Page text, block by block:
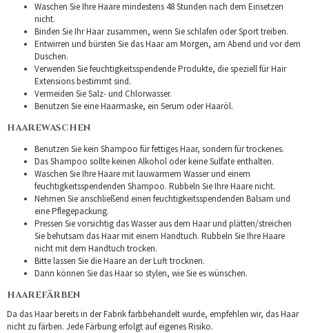
Waschen Sie Ihre Haare mindestens 48 Stunden nach dem Einsetzen
nicht.
Binden Sie Ihr Haar zusammen, wenn Sie schlafen oder Sport treiben.
Entwirren und bürsten Sie das Haar am Morgen, am Abend und vor dem
Duschen.
Verwenden Sie feuchtigkeitsspendende Produkte, die speziell für Hair
Extensions bestimmt sind.
Vermeiden Sie Salz- und Chlorwasser.
Benutzen Sie eine Haarmaske, ein Serum oder Haaröl.
HAAREWASCHEN
Benutzen Sie kein Shampoo für fettiges Haar, sondern für trockenes.
Das Shampoo sollte keinen Alkohol oder keine Sulfate enthalten.
Waschen Sie Ihre Haare mit lauwarmem Wasser und einem
feuchtigkeitsspendenden Shampoo. Rubbeln Sie Ihre Haare nicht.
Nehmen Sie anschließend einen feuchtigkeitsspendenden Balsam und
eine Pflegepackung.
Pressen Sie vorsichtig das Wasser aus dem Haar und plätten/streichen
Sie behutsam das Haar mit einem Handtuch. Rubbeln Sie Ihre Haare
nicht mit dem Handtuch trocken.
Bitte lassen Sie die Haare an der Luft trocknen.
Dann können Sie das Haar so stylen, wie Sie es wünschen.
HAAREFÄRBEN
Da das Haar bereits in der Fabrik farbbehandelt wurde, empfehlen wir, das Haar
nicht zu färben. Jede Färbung erfolgt auf eigenes Risiko.